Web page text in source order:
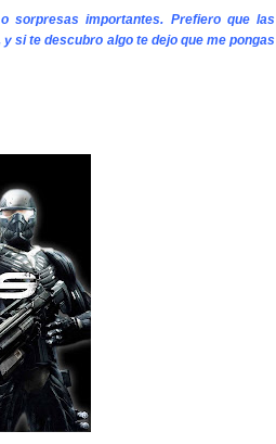
sorpresas importantes. Prefiero que las
si te descubro algo te dejo que me pongas